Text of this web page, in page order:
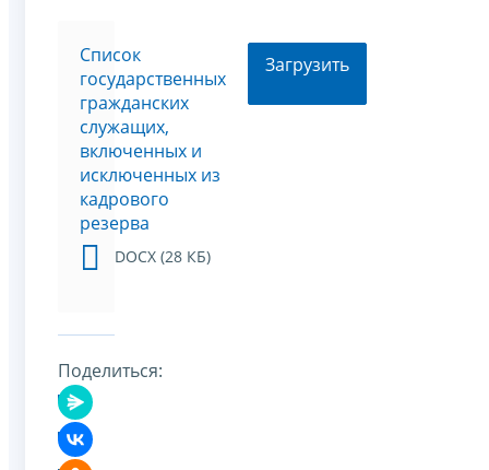
Список
государственных
гражданских
служащих,
включенных и
исключенных из
кадрового
резерва
DOCX (28 КБ)
Загрузить
Поделиться: